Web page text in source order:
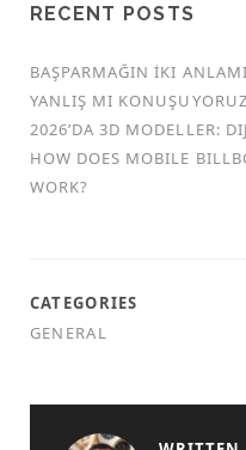
RECENT POSTS
BAŞPARMAĞIN İKI
YANLIŞ MI
2026’DA 3D MODELLER:
HOW DOES MOBILE
WORK?
CATEGORIES
GENERAL